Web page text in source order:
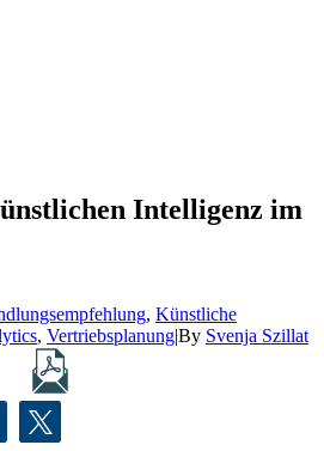
Intelligenz im
, Künstliche
, Vertriebsplanung|By Svenja Szillat